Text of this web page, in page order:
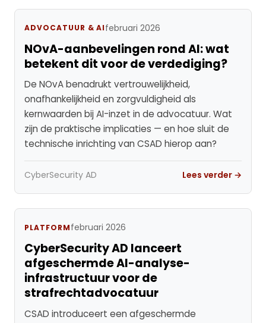
ADVOCATUUR & AIfebruari 2026
NOvA-aanbevelingen rond AI: wat
betekent dit voor de verdediging?
De NOvA benadrukt vertrouwelijkheid,
onafhankelijkheid en zorgvuldigheid als
kernwaarden bij AI-inzet in de advocatuur. Wat
zijn de praktische implicaties — en hoe sluit de
technische inrichting van CSAD hierop aan?
CyberSecurity AD Lees verder →
PLATFORMfebruari 2026
CyberSecurity AD lanceert
afgeschermde AI-analyse-
infrastructuur voor de
strafrechtadvocatuur
CSAD introduceert een afgeschermde